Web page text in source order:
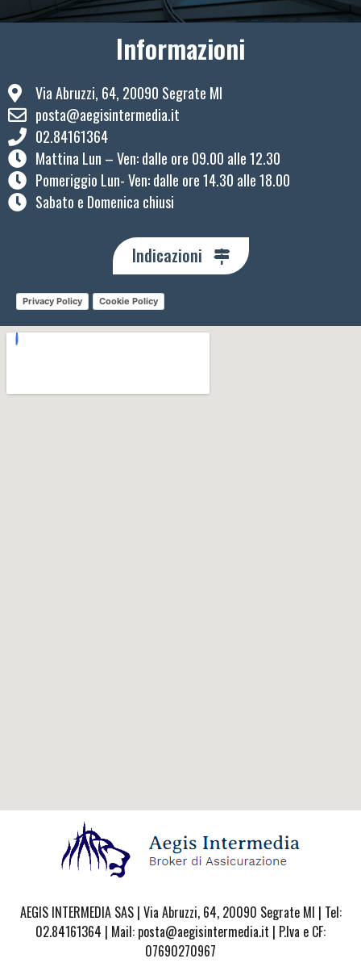
Informazioni
Via Abruzzi, 64, 20090 Segrate MI
posta@aegisintermedia.it
02.84161364
Mattina Lun – Ven: ​dalle ore 09.00 alle 12.30
Pomeriggio Lun- Ven: dalle ore 14.30 alle 18.00
Sabato e Domenica chiusi
Indicazioni
Privacy Policy Cookie Policy
AEGIS INTERMEDIA SAS | Via Abruzzi, 64, 20090 Segrate MI | Tel:
02.84161364 | Mail: posta@aegisintermedia.it | P.Iva e CF:
07690270967